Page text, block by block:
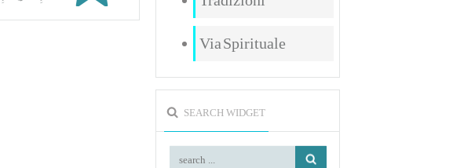
Via Spirituale
SEARCH WIDGET